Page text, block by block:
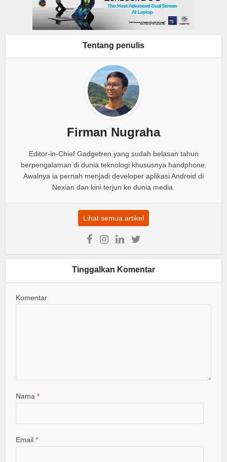
Tentang penulis
Firman Nugraha
Editor-in-Chief Gadgetren yang sudah belasan tahun
berpengalaman di dunia teknologi khususnya handphone.
Awalnya ia pernah menjadi developer aplikasi Android di
Nexian dan kini terjun ke dunia media.
Lihat semua artikel
Tinggalkan Komentar
Komentar
Nama*
Email*